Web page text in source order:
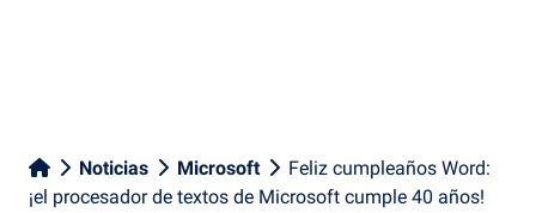
Noticias Microsoft
Feliz cumpleaños Word:
¡el procesador de textos de Microsoft cumple 40 años!